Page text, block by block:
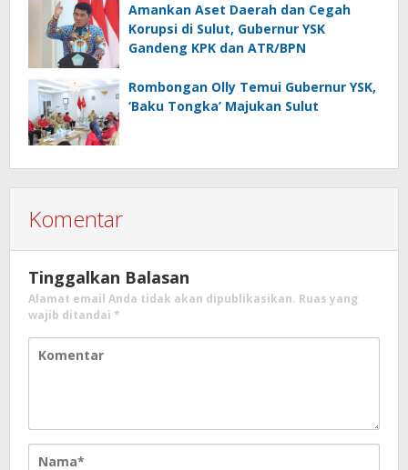
Amankan Aset Daerah dan Cegah
Korupsi di Sulut, Gubernur YSK
Gandeng KPK dan ATR/BPN
Rombongan Olly Temui Gubernur YSK,
‘Baku Tongka’ Majukan Sulut
Komentar
Tinggalkan Balasan
Alamat email Anda tidak akan dipublikasikan. Ruas yang
wajib ditandai *